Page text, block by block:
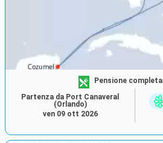
Pensione completa
Partenza da Port Canaveral
(Orlando)
ven 09 ott 2026